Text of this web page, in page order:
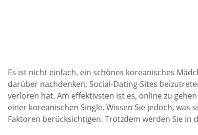
Es ist nicht einfach, ein schönes koreanisches
darüber nachdenken, Social-Dating-Sites
verloren hat. Am effektivsten ist es, online zu
einer koreanischen Single. Wissen Sie jedoch, was
Faktoren berücksichtigen. Trotzdem werden Sie